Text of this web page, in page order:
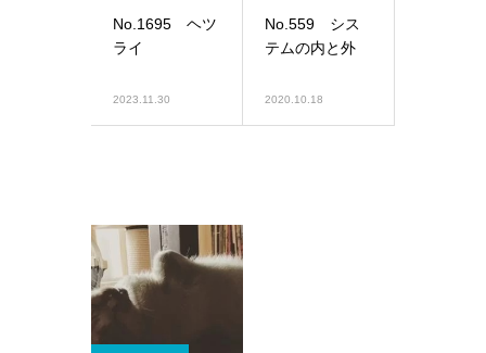
No.1695 ヘツ
ライ
2023.11.30
No.559 シス
テムの内と外
2020.10.18